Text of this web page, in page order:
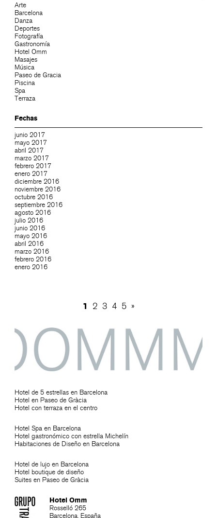
Arte
Barcelona
Danza
Deportes
Fotografía
Gastronomía
Hotel Omm
Masajes
Música
Paseo de Gracia
Piscina
Spa
Terraza
Fechas
junio 2017
mayo 2017
abril 2017
marzo 2017
febrero 2017
enero 2017
diciembre 2016
noviembre 2016
octubre 2016
septiembre 2016
agosto 2016
julio 2016
junio 2016
mayo 2016
abril 2016
marzo 2016
febrero 2016
enero 2016
1 2 3 4 5 »
Hotel de 5 estrellas en Barcelona
Hotel en Paseo de Gràcia
Hotel con terraza en el centro
Hotel Spa en Barcelona
Hotel gastronómico con estrella Michelín
Habitaciones de Diseño en Barcelona
Hotel de lujo en Barcelona
Hotel boutique de diseño
Suites en Paseo de Gràcia
Hotel Omm
Rosselló 265
Barcelona. España